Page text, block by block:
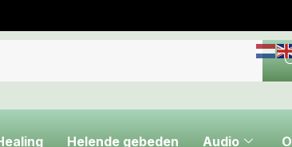
Helende gebeden Audio